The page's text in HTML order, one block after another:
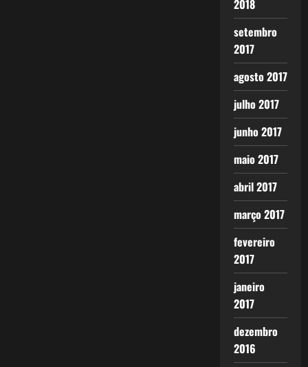
2018
setembro
2017
agosto 2017
julho 2017
junho 2017
maio 2017
abril 2017
março 2017
fevereiro
2017
janeiro
2017
dezembro
2016